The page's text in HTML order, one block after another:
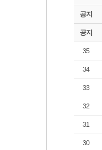
공지
공지
35
34
33
32
31
30